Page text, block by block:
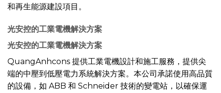
和再生能源建設項目。
光安控的工業電機解決方案
光安控的工業電機解決方案
QuangAnhcons 提供工業電機設計和施工服務，提供尖
端的中壓到低壓電力系統解決方案。本公司承諾使用高品質
的設備，如 ABB 和 Schneider 技術的變電站，以確保運